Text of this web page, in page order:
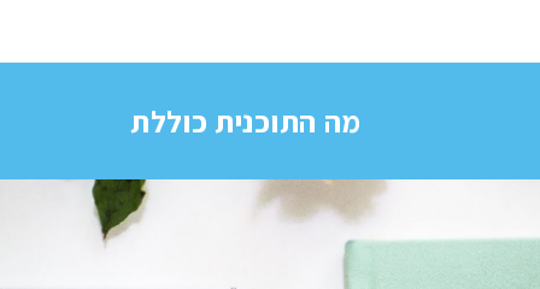
מה התוכנית כוללת